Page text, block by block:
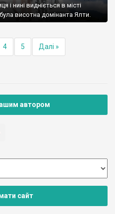
і нині видніється в місті
висотна домінанта Ялти.
4 5 Далі »
автором
сайт